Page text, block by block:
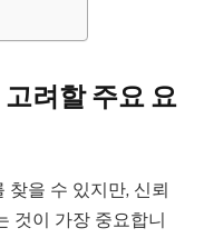
려할 주요 요
을 수 있지만, 신뢰
것이 가장 중요합니